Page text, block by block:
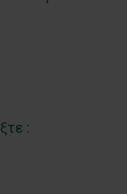
: